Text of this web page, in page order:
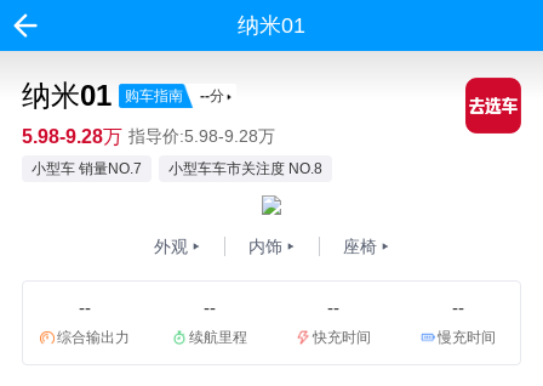
纳米01
纳米01 购车指南 --分
5.98-9.28万 指导价:5.98-9.28万
小型车 销量NO.7 小型车车市关注度 NO.8
外观 内饰 座椅
--
综合输出力
--
续航里程
--
快充时间
--
慢充时间